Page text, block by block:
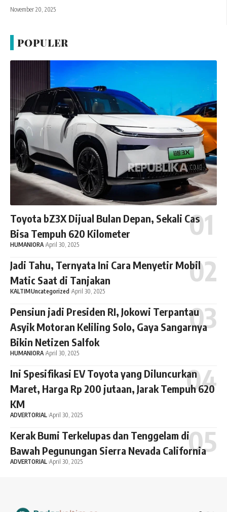
November 20, 2025
POPULER
Toyota bZ3X Dijual Bulan Depan, Sekali Cas
Bisa Tempuh 620 Kilometer
HUMANIORA April 30, 2025
Jadi Tahu, Ternyata Ini Cara Menyetir Mobil
Matic Saat di Tanjakan
KALTIMUncategorized April 30, 2025
Pensiun jadi Presiden RI, Jokowi Terpantau
Asyik Motoran Keliling Solo, Gaya Sangarnya
Bikin Netizen Salfok
HUMANIORA April 30, 2025
Ini Spesifikasi EV Toyota yang Diluncurkan
Maret, Harga Rp 200 jutaan, Jarak Tempuh 620
KM
ADVERTORIAL April 30, 2025
Kerak Bumi Terkelupas dan Tenggelam di
Bawah Pegunungan Sierra Nevada California
ADVERTORIAL April 30, 2025